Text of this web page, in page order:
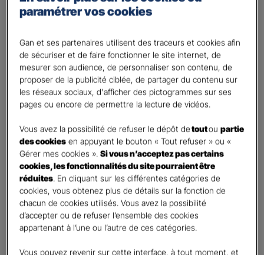
Optimiser ma fiscalité
Plusieurs choix possibles
Vos informations :
Etes-vous déjà client Gan assurances ?*
Oui
Non
Civilité*
Madame
Monsieur
Contact*
paramétrer vos cookies
Gan et ses partenaires utilisent des traceurs et cookies afin
de sécuriser et de faire fonctionner le site internet, de
mesurer son audience, de personnaliser son contenu, de
proposer de la publicité ciblée, de partager du contenu sur
les réseaux sociaux, d'afficher des pictogrammes sur ses
pages ou encore de permettre la lecture de vidéos.
Vous avez la possibilité de refuser le dépôt detoutoupartie
des cookies en appuyant le bouton « Tout refuser » ou «
Gérer mes cookies ».Si vous n’acceptez pas certains
cookies, les fonctionnalités du site pourraient être
réduites . En cliquant sur les différentes catégories de
cookies, vous obtenez plus de détails sur la fonction de
chacun de cookies utilisés. Vous avez la possibilité
d’accepter ou de refuser l’ensemble des cookies
appartenant à l’une ou l’autre de ces catégories.
Vous pouvez revenir sur cette interface, à tout moment, et